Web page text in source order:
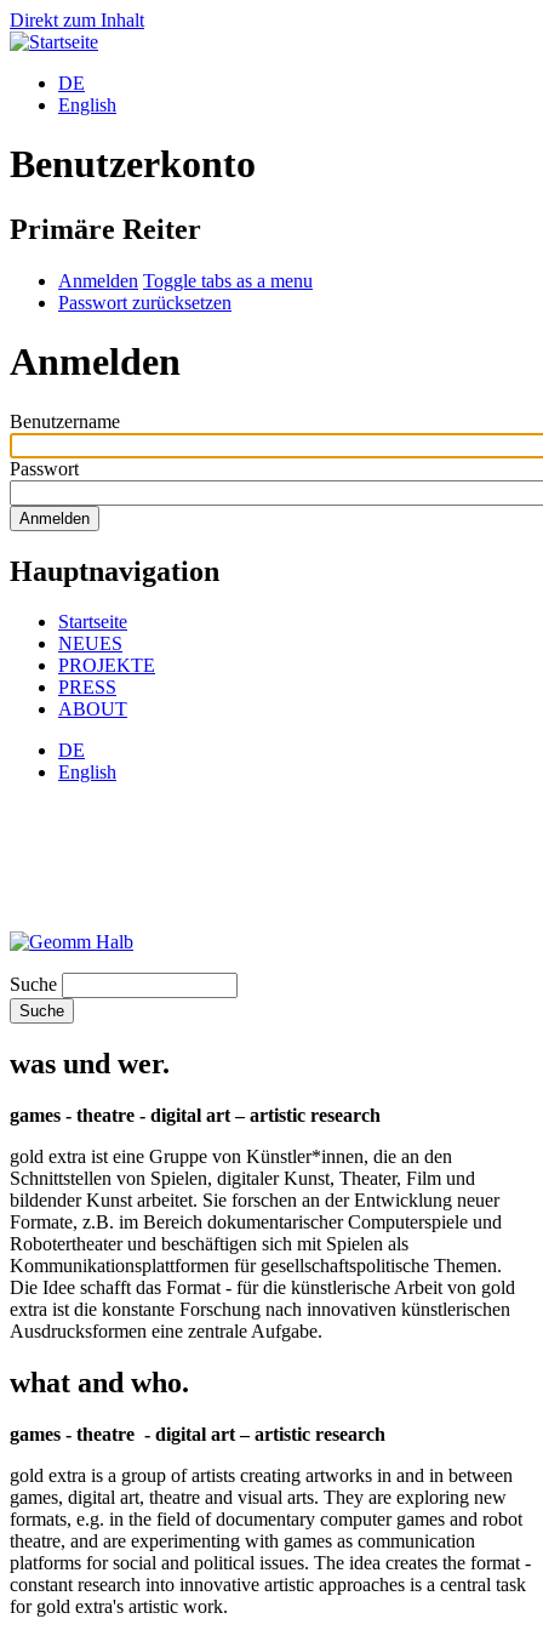
Direkt zum Inhalt
DE
English
Benutzerkonto
Primäre Reiter
Anmelden Toggle tabs as a menu
Passwort zurücksetzen
Anmelden
Benutzername
Passwort
Hauptnavigation
Startseite
NEUES
PROJEKTE
PRESS
ABOUT
DE
English
Suche
was und wer.
games - theatre - digital art – artistic research
gold extra ist eine Gruppe von Künstler*innen, die an den
Schnittstellen von Spielen, digitaler Kunst, Theater, Film und
bildender Kunst arbeitet. Sie forschen an der Entwicklung neuer
Formate, z.B. im Bereich dokumentarischer Computerspiele und
Robotertheater und beschäftigen sich mit Spielen als
Kommunikationsplattformen für gesellschaftspolitische Themen.
Die Idee schafft das Format - für die künstlerische Arbeit von gold
extra ist die konstante Forschung nach innovativen künstlerischen
Ausdrucksformen eine zentrale Aufgabe.
what and who.
games - theatre - digital art – artistic research
gold extra is a group of artists creating artworks in and in between
games, digital art, theatre and visual arts. They are exploring new
formats, e.g. in the field of documentary computer games and robot
theatre, and are experimenting with games as communication
platforms for social and political issues. The idea creates the format -
constant research into innovative artistic approaches is a central task
for gold extra's artistic work.